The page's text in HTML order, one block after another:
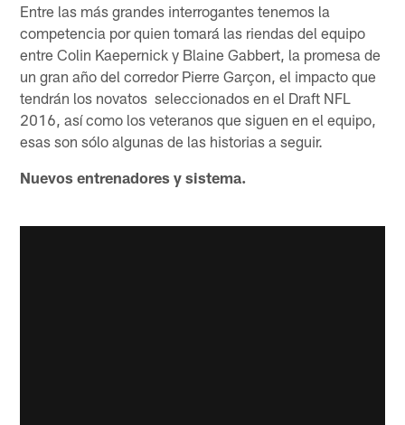
Entre las más grandes interrogantes tenemos la
competencia por quien tomará las riendas del equipo
entre Colin Kaepernick y Blaine Gabbert, la promesa de
un gran año del corredor Pierre Garçon, el impacto que
tendrán los novatos seleccionados en el Draft NFL
2016, así como los veteranos que siguen en el equipo,
esas son sólo algunas de las historias a seguir.
Nuevos entrenadores y sistema.